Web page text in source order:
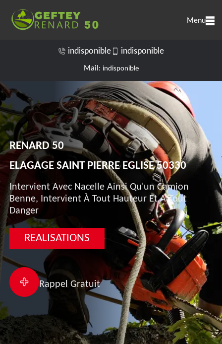
Menu
indisponible indisponible
Mail: indisponible
RENARD 50
ELAGAGE SAINT PIERRE EGLISE 50330
Intervient Avec Nacelle Ainsi Qu'un Camion
Benne, Intervient À Tout Hauteur Et A Tout
Danger
REALISATIONS
Rappel Gratuit